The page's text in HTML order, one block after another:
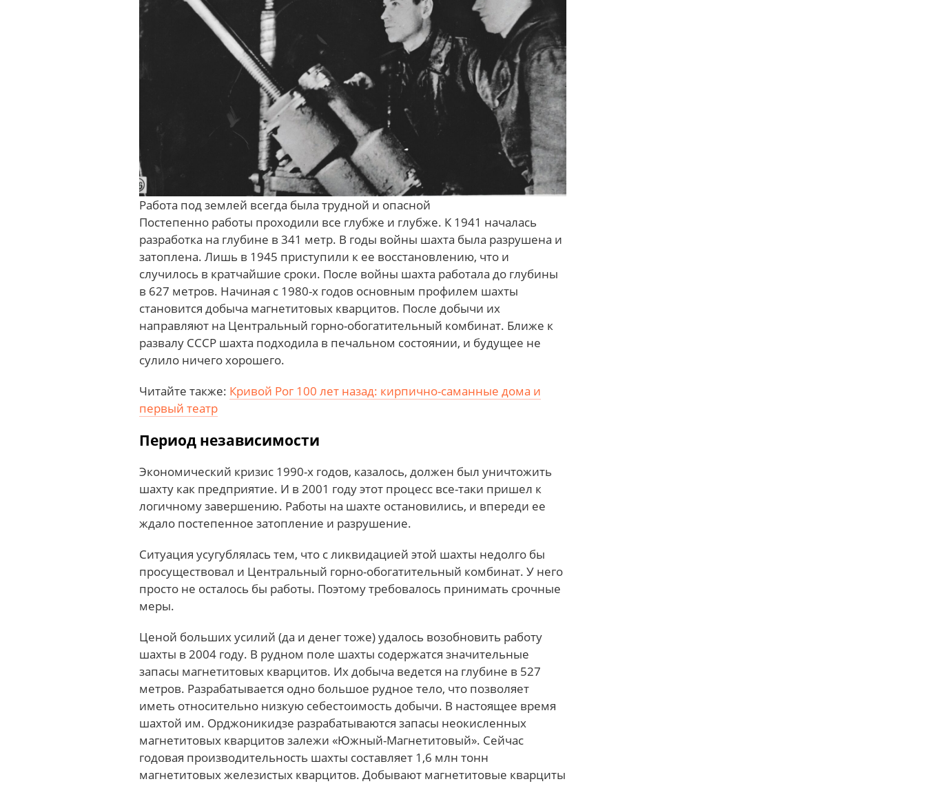
Работа под землей всегда была трудной и опасной
Постепенно работы проходили все глубже и глубже. К 1941 началась
разработка на глубине в 341 метр. В годы войны шахта была разрушена и
затоплена. Лишь в 1945 приступили к ее восстановлению, что и
случилось в кратчайшие сроки. После войны шахта работала до глубины
в 627 метров. Начиная с 1980-х годов основным профилем шахты
становится добыча магнетитовых кварцитов. После добычи их
направляют на Центральный горно-обогатительный комбинат. Ближе к
развалу СССР шахта подходила в печальном состоянии, и будущее не
сулило ничего хорошего.
Читайте также: Кривой Рог 100 лет назад: кирпично-саманные дома и
первый театр
Период независимости
Экономический кризис 1990-х годов, казалось, должен был уничтожить
шахту как предприятие. И в 2001 году этот процесс все-таки пришел к
логичному завершению. Работы на шахте остановились, и впереди ее
ждало постепенное затопление и разрушение.
Ситуация усугублялась тем, что с ликвидацией этой шахты недолго бы
просуществовал и Центральный горно-обогатительный комбинат. У него
просто не осталось бы работы. Поэтому требовалось принимать срочные
меры.
Ценой больших усилий (да и денег тоже) удалось возобновить работу
шахты в 2004 году. В рудном поле шахты содержатся значительные
запасы магнетитовых кварцитов. Их добыча ведется на глубине в 527
метров. Разрабатывается одно большое рудное тело, что позволяет
иметь относительно низкую себестоимость добычи. В настоящее время
шахтой им. Орджоникидзе разрабатываются запасы неокисленных
магнетитовых кварцитов залежи «Южный-Магнетитовый». Сейчас
годовая производительность шахты составляет 1,6 млн тонн
магнетитовых железистых кварцитов. Добывают магнетитовые кварциты